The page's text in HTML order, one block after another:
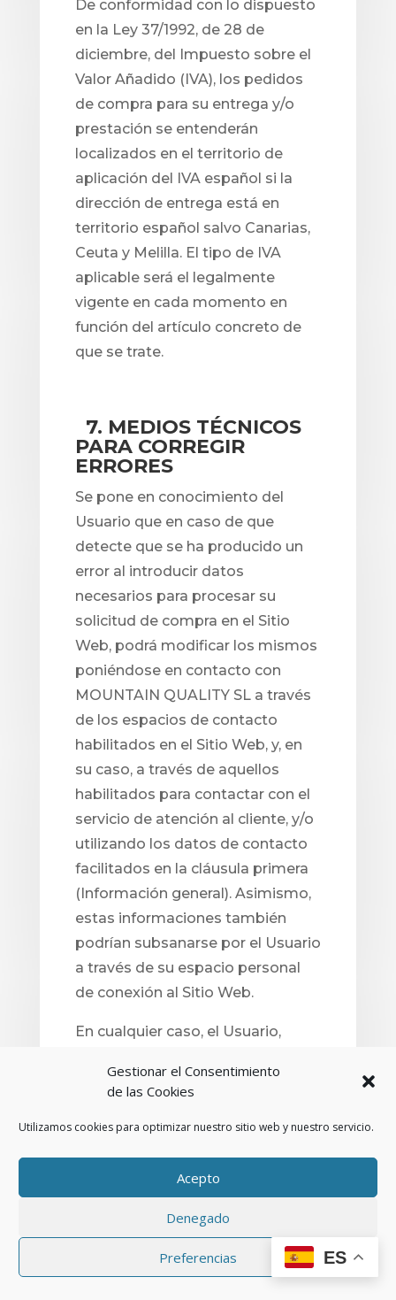
Gestionar el Consentimiento
de las Cookies
Utilizamos cookies para optimizar nuestro sitio web y nuestro servicio.
Acepto
Denegado
Preferencias
De conformidad con lo dispuesto
en la Ley 37/1992, de 28 de
diciembre, del Impuesto sobre el
Valor Añadido (IVA), los pedidos
de compra para su entrega y/o
prestación se entenderán
localizados en el territorio de
aplicación del IVA español si la
dirección de entrega está en
territorio español salvo Canarias,
Ceuta y Melilla. El tipo de IVA
aplicable será el legalmente
vigente en cada momento en
función del artículo concreto de
que se trate.
7. MEDIOS TÉCNICOS
PARA CORREGIR
ERRORES
Se pone en conocimiento del
Usuario que en caso de que
detecte que se ha producido un
error al introducir datos
necesarios para procesar su
solicitud de compra en el Sitio
Web, podrá modificar los mismos
poniéndose en contacto con
MOUNTAIN QUALITY SL a través
de los espacios de contacto
habilitados en el Sitio Web, y, en
su caso, a través de aquellos
habilitados para contactar con el
servicio de atención al cliente, y/o
utilizando los datos de contacto
facilitados en la cláusula primera
(Información general). Asimismo,
estas informaciones también
podrían subsanarse por el Usuario
a través de su espacio personal
de conexión al Sitio Web.
En cualquier caso, el Usuario,
Pago», tiene acceso al espacio,
anotando sus solicitudes de
compra y puede hacer
modificaciones.
De igual forma, se remite al
Usuario a consultar el Aviso Legal
y Condiciones Generales de Uso
ES